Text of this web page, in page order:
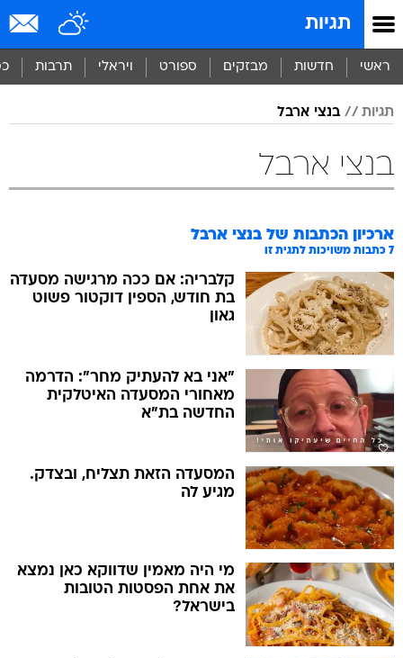
תגיות
ראשי חדשות מבזקים ספורט ויראלי תרבות
תגיות בנצי ארבל
בנצי ארבל
ארכיון הכתבות של בנצי ארבל
7 כתבות משויכות לתגית זו
קלבריה: אם ככה מרגישה מסעדה
בת חודש, הספין דוקטור פשוט
גאון
"אני בא להעתיק מחר": הדרמה
מאחורי המסעדה האיטלקית
החדשה בת"א
המסעדה הזאת תצליח, ובצדק.
מגיע לה
מי היה מאמין שדווקא כאן נמצא
את אחת הפסטות הטובות
בישראל?